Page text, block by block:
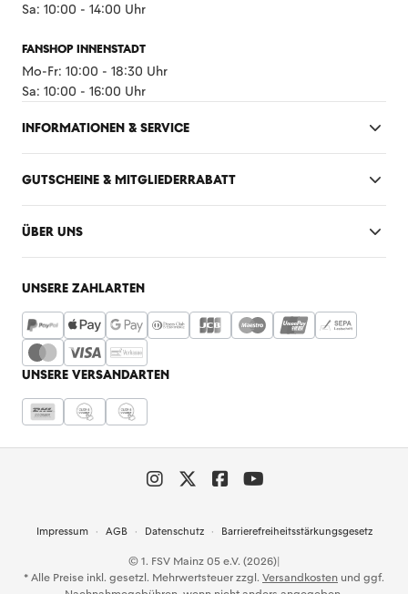
Sa: 10:00 - 14:00 Uhr
FANSHOP INNENSTADT
Mo-Fr: 10:00 - 18:30 Uhr
Sa: 10:00 - 16:00 Uhr
INFORMATIONEN & SERVICE
GUTSCHEINE & MITGLIEDERRABATT
ÜBER UNS
UNSERE ZAHLARTEN
UNSERE VERSANDARTEN
Impressum AGB Datenschutz Barrierefreiheitsstärkungsgesetz
© 1. FSV Mainz 05 e.V. (2026)|
* Alle Preise inkl. gesetzl. Mehrwertsteuer zzgl. Versandkosten und ggf.